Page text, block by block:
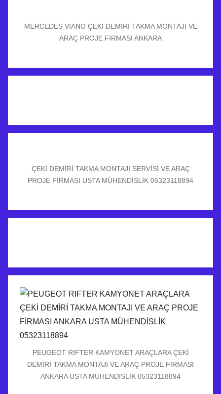
MERCEDES VIANO ÇEKİ DEMİRİ TAKMA MONTAJI VE
ARAÇ PROJE FİRMASI ANKARA
ÇEKİ DEMİRİ TAKMA MONTAJI SERVİSİ VE ARAÇ
PROJE FİRMASI USTA MÜHENDİSLİK 05323118894
PEUGEOT RIFTER KAMYONET ARAÇLARA ÇEKİ
DEMİRİ TAKMA MONTAJI VE ARAÇ PROJE FİRMASI
ANKARA USTA MÜHENDİSLİK 05323118894